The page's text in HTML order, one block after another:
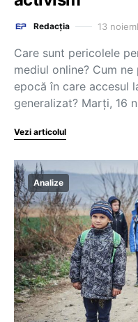
Redacția 13
Care sunt pericolele
mediul online? Cum
epocă în care accesul
generalizat? Marți, 16
Vezi articolul
Analize